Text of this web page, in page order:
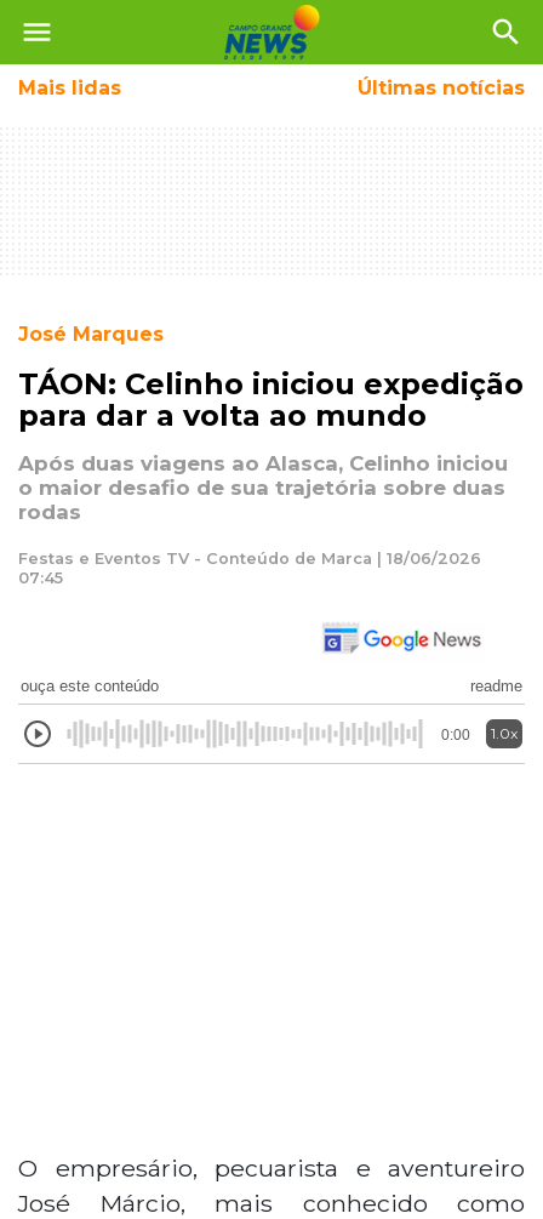
menu search
Mais lidas Últimas notícias
José Marques
TÁON: Celinho iniciou expedição
para dar a volta ao mundo
Após duas viagens ao Alasca, Celinho iniciou
o maior desafio de sua trajetória sobre duas
rodas
Festas e Eventos TV - Conteúdo de Marca | 18/06/2026
07:45
ouça este conteúdo readme
0:00 1.0x
O empresário, pecuarista e aventureiro
José Márcio, mais conhecido como